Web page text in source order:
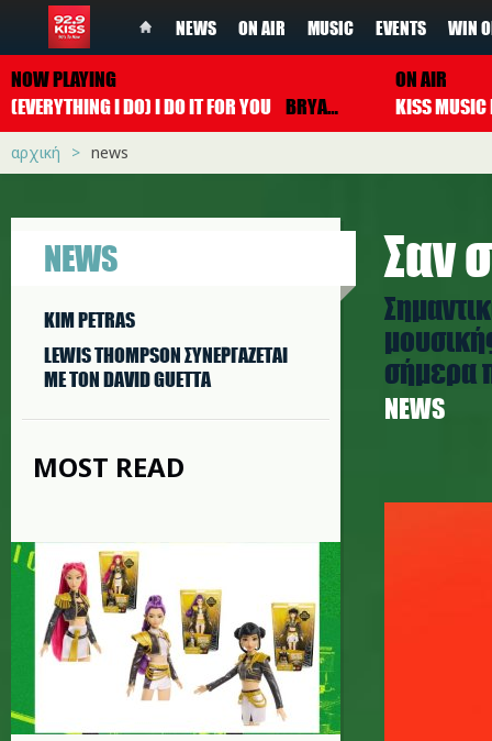
NEWS ON AIR MUSIC EVENTS WIN
NOW PLAYING
(EVERYTHING I DO) I DO IT FOR YOU BRYAN ADAMS
ON AIR
αρχική news
NEWS
KIM PETRAS
LEWIS THOMPSON ΣΥΝΕΡΓAΖΕΤΑΙ
ΜΕ ΤΟΝ DAVID GUETTA
MOST READ
Σαν
σήμερα
NEWS